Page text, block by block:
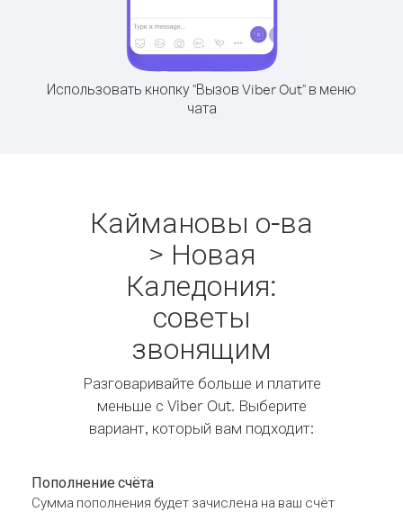
Использовать кнопку "Вызов Viber Out" в меню
чата
Каймановы о-ва
> Новая
Каледония:
советы
звонящим
Разговаривайте больше и платите
меньше с Viber Out. Выберите
вариант, который вам подходит:
Пополнение счёта
Сумма пополнения будет зачислена на ваш счёт